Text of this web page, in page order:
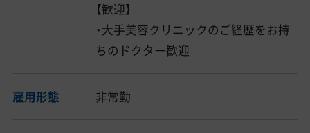
【歓迎】
・大手美容クリニックのご経歴をお持
ちのドクター歓迎
雇用形態 非常勤